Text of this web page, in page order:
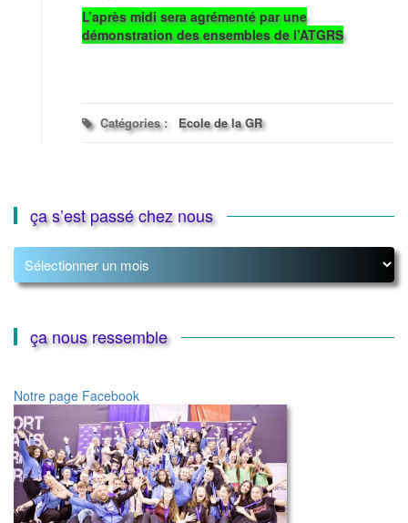
L’après midi sera agrémenté par une
démonstration des ensembles de l’ATGRS
Catégories : Ecole de la GR
ça s’est passé chez nous
ça
s’est
passé
nousça nous ressemble
Notre page Facebook